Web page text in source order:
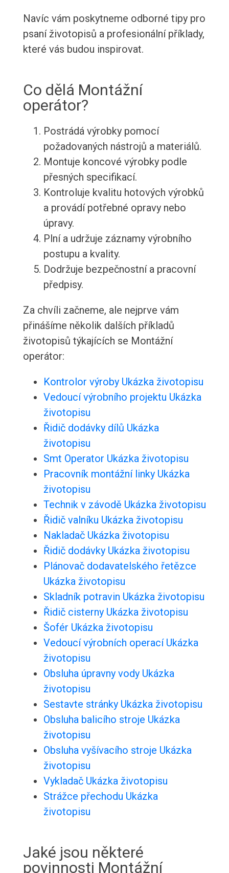
Navíc vám poskytneme odborné tipy pro
psaní životopisů a profesionální příklady,
které vás budou inspirovat.
Co dělá Montážní
operátor?
Postrádá výrobky pomocí
požadovaných nástrojů a materiálů.
Montuje koncové výrobky podle
přesných specifikací.
Kontroluje kvalitu hotových výrobků
a provádí potřebné opravy nebo
úpravy.
Plní a udržuje záznamy výrobního
postupu a kvality.
Dodržuje bezpečnostní a pracovní
předpisy.
Za chvíli začneme, ale nejprve vám
přinášíme několik dalších příkladů
životopisů týkajících se Montážní
operátor:
Kontrolor výroby Ukázka životopisu
Vedoucí výrobního projektu Ukázka
životopisu
Řidič dodávky dílů Ukázka
životopisu
Smt Operator Ukázka životopisu
Pracovník montážní linky Ukázka
životopisu
Technik v závodě Ukázka životopisu
Řidič valníku Ukázka životopisu
Nakladač Ukázka životopisu
Řidič dodávky Ukázka životopisu
Plánovač dodavatelského řetězce
Ukázka životopisu
Skladník potravin Ukázka životopisu
Řidič cisterny Ukázka životopisu
Šofér Ukázka životopisu
Vedoucí výrobních operací Ukázka
životopisu
Obsluha úpravny vody Ukázka
životopisu
Sestavte stránky Ukázka životopisu
Obsluha balicího stroje Ukázka
životopisu
Obsluha vyšívacího stroje Ukázka
životopisu
Vykladač Ukázka životopisu
Strážce přechodu Ukázka
životopisu
Jaké jsou některé
povinnosti Montážní